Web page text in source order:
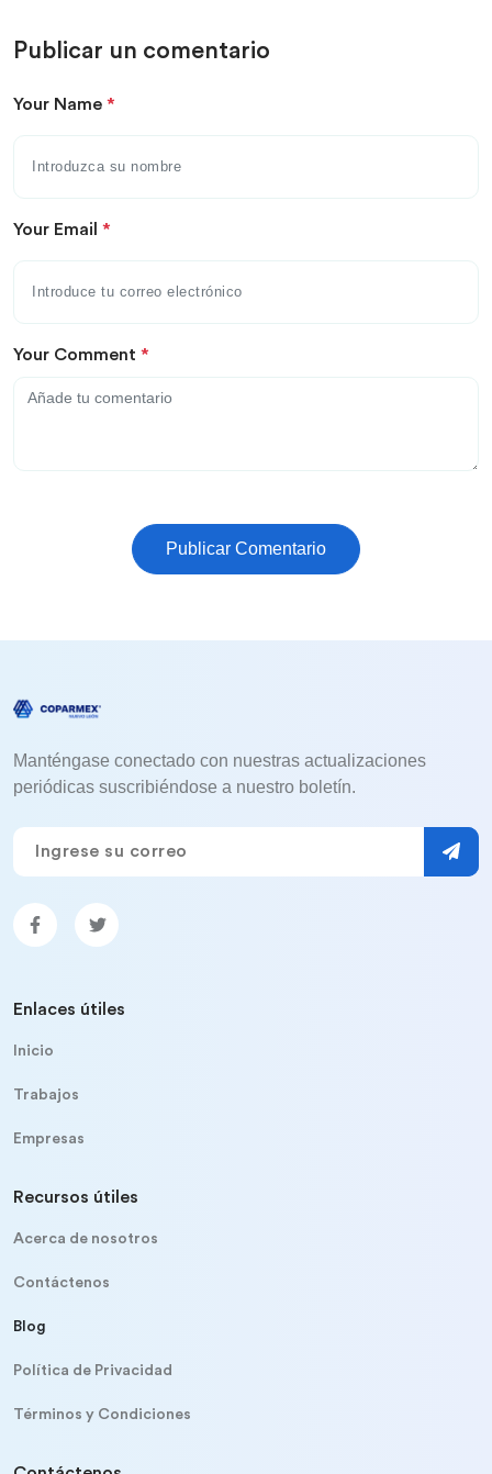
Publicar un comentario
Your Name *
Your Email *
Your Comment *
Publicar Comentario
Manténgase conectado con nuestras actualizaciones
periódicas suscribiéndose a nuestro boletín.
Enlaces útiles
Inicio
Trabajos
Empresas
Recursos útiles
Acerca de nosotros
Contáctenos
Blog
Política de Privacidad
Términos y Condiciones